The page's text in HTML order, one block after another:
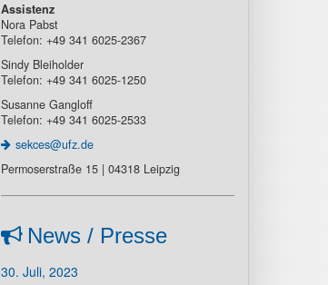
Assistenz
Nora Pabst
Telefon: +49 341 6025-2367
Sindy Bleiholder
Telefon: +49 341 6025-1250
Susanne Gangloff
Telefon: +49 341 6025-2533
sekces@ufz.de
Permoserstraße 15 | 04318 Leipzig
News / Presse
30. Juli, 2023